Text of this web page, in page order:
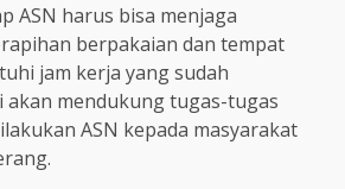
ASN harus bisa menjaga
berpakaian dan tempat
jam kerja yang sudah
akan mendukung tugas-tugas
ASN kepada masyarakat